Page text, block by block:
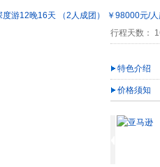
行程天数：
特色介绍
价格须知